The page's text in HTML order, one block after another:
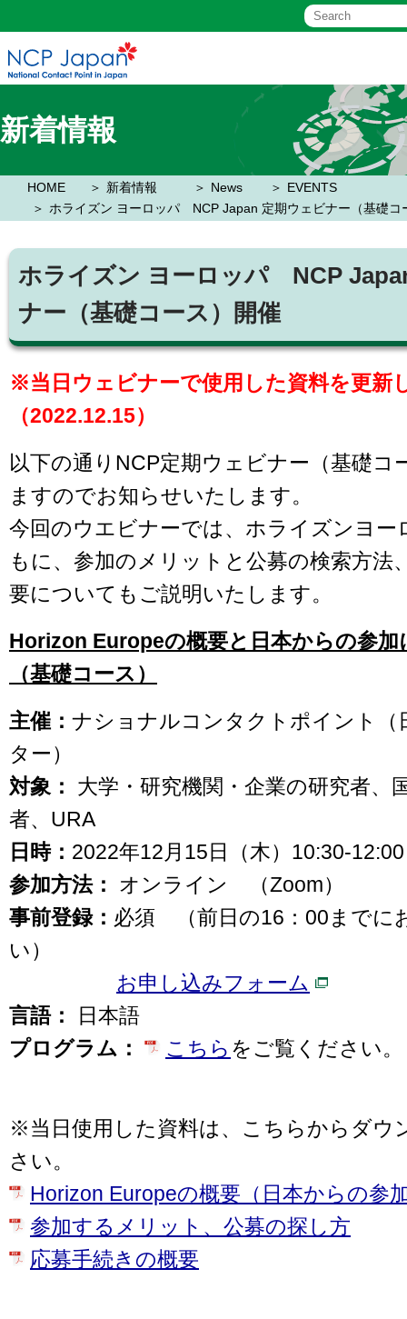
新着情報
HOME 新着情報 News
EVENTS
ホライズン ヨーロッパ NCP Japan 定期ウェビナー（基礎コ
ホライズン ヨーロッパ NCP
ナー（基礎コース）開催
※当日ウェビナーで使用した資料を更新
（2022.12.15）
以下の通りNCP定期ウェビナー（基礎コ
ますのでお知らせいたします。
今回のウエビナーでは、ホライズンヨー
もに、参加のメリットと公募の検索方法
要についてもご説明いたします。
Horizon Europeの概要と日本からの参加
（基礎コース）
主催： ナショナルコンタクトポイント（
ター）
対象：
大学・研究機関・企業の研究者、
者、URA
日時： 2022年12月15日（木）10:30-
参加方法：
オンライン （Zoom）
事前登録： 必須 （前日の16：00までに
い）
お申し込みフォーム
言語：
日本語
プログラム：
こちら をご覧ください。
※当日使用した資料は、こちらからダウ
さい。
Horizon Europeの概要（日本からの参
参加するメリット、公募の探し方
応募手続きの概要